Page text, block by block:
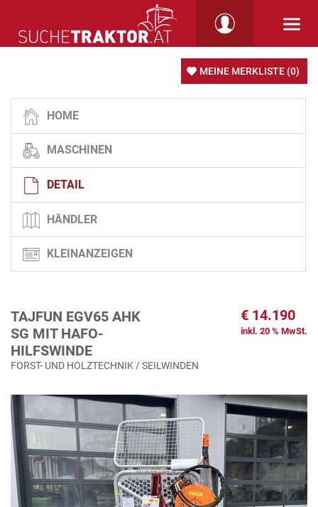
MEINE MERKLISTE (0)
HOME
MASCHINEN
DETAIL
HÄNDLER
KLEINANZEIGEN
TAJFUN EGV65 AHK
SG MIT HAFO-
HILFSWINDE
€ 14.190
inkl. 20 % MwSt.
FORST- UND HOLZTECHNIK / SEILWINDEN